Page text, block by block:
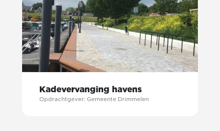
Kadevervanging havens
Opdrachtgever: Gemeente Drimmelen